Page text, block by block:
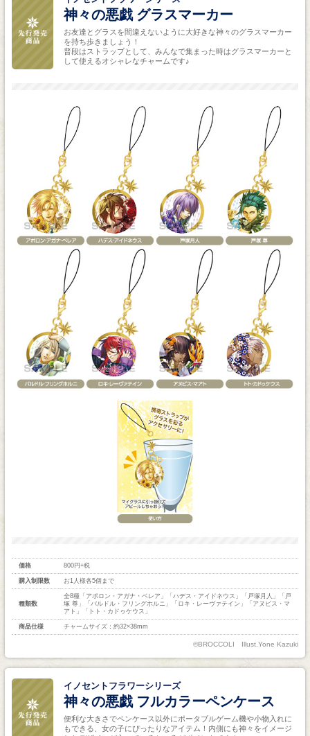
神々の悪戯 グラスマーカー
お友達とグラスを間違えないように大好きな神々のグラスマーカー
を持ち歩きましょう！
普段はストラップとして、みんなで集まった時はグラスマーカーと
して使えるオシャレなチャームです♪
価格 800円+税
購入制限数 お1人様各5個まで
種類数
全8種「アポロン・アガナ・ベレア」「ハデス・アイドネウス」「戸塚月人」「戸
塚 尊」「バルドル・フリングホルニ」「ロキ・レーヴァテイン」「アヌビス・マ
アト」「トト・カドゥケウス」
商品仕様 チャームサイズ：約32×38mm
©BROCCOLI Illust.Yone Kazuki
イノセントフラワーシリーズ
神々の悪戯 フルカラーペンケース
便利な大きさでペンケース以外にポータブルゲーム機や小物入れに
もできる、女の子にぴったりなアイテム！内側にも神々をイメージ